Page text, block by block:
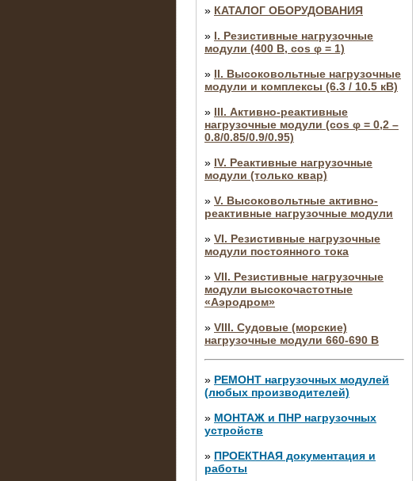
» КАТАЛОГ ОБОРУДОВАНИЯ
» I. Резистивные нагрузочные
модули (400 В, cos φ = 1)
» II. Высоковольтные нагрузочные
модули и комплексы (6.3 / 10.5 кВ)
» III. Активно-реактивные
нагрузочные модули (cos φ = 0,2 –
0.8/0.85/0.9/0.95)
» IV. Реактивные нагрузочные
модули (только квар)
» V. Высоковольтные активно-
реактивные нагрузочные модули
» VI. Резистивные нагрузочные
модули постоянного тока
» VII. Резистивные нагрузочные
модули высокочастотные
«Аэродром»
» VIII. Судовые (морские)
нагрузочные модули 660-690 В
» РЕМОНТ нагрузочных модулей
(любых производителей)
» МОНТАЖ и ПНР нагрузочных
устройств
» ПРОЕКТНАЯ документация и
работы